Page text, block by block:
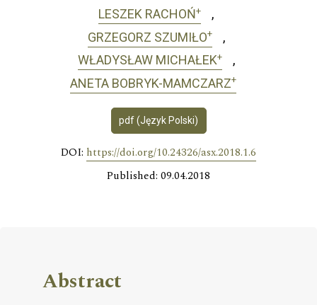
LESZEK RACHOŃ+
GRZEGORZ SZUMIŁO+
WŁADYSŁAW MICHAŁEK+
ANETA BOBRYK-MAMCZARZ+
pdf (Język Polski)
DOI: https://doi.org/10.24326/asx.2018.1.6
Published: 09.04.2018
Abstract